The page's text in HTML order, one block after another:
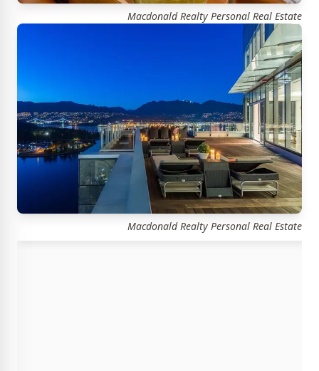
Macdonald Realty Personal Real Estate
Macdonald Realty Personal Real Estate